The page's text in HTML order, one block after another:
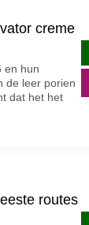
creme
en hun
de leer porien
dat het het
routes